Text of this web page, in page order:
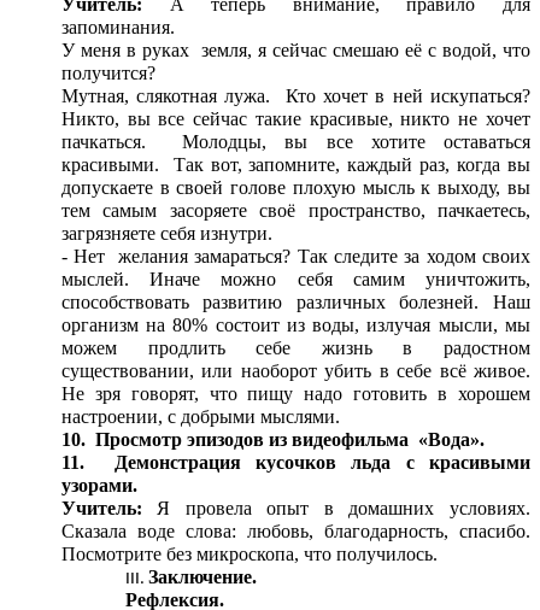
Учитель: А теперь внимание, правило для
запоминания.
У меня в руках земля, я сейчас смешаю её с водой, что
получится?
Мутная, слякотная лужа. Кто хочет в ней искупаться?
Никто, вы все сейчас такие красивые, никто не хочет
пачкаться. Молодцы, вы все хотите оставаться
красивыми. Так вот, запомните, каждый раз, когда вы
допускаете в своей голове плохую мысль к выходу, вы
тем самым засоряете своё пространство, пачкаетесь,
загрязняете себя изнутри.
- Нет желания замараться? Так следите за ходом своих
мыслей. Иначе можно себя самим уничтожить,
способствовать развитию различных болезней. Наш
организм на 80% состоит из воды, излучая мысли, мы
можем продлить себе жизнь в радостном
существовании, или наоборот убить в себе всё живое.
Не зря говорят, что пищу надо готовить в хорошем
настроении, с добрыми мыслями.
10. Просмотр эпизодов из видеофильма «Вода».
11. Демонстрация кусочков льда с красивыми
узорами.
Учитель: Я провела опыт в домашних условиях.
Сказала воде слова: любовь, благодарность, спасибо.
Посмотрите без микроскопа, что получилось.
Заключение.
Рефлексия.